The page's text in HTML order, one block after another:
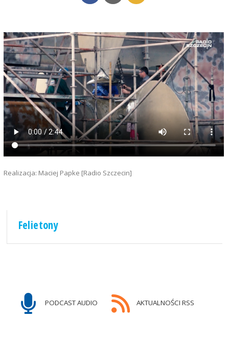
Realizacja: Maciej Papke [Radio Szczecin]
Felietony
PODCAST AUDIO AKTUALNOŚCI RSS